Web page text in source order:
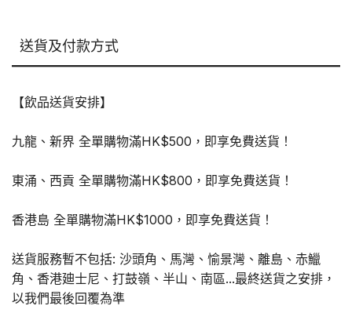
送貨及付款方式
【飲品送貨安排】
九龍、新界 全單購物滿HK$500，即享免費送貨！
東涌、西貢 全單購物滿HK$800，即享免費送貨！
香港島 全單購物滿HK$1000，即享免費送貨！
送貨服務暫不包括: 沙頭角、馬灣、愉景灣、離島、赤鱲
角、香港廸士尼、打鼓嶺、半山、南區...最終送貨之安排，
以我們最後回覆為準